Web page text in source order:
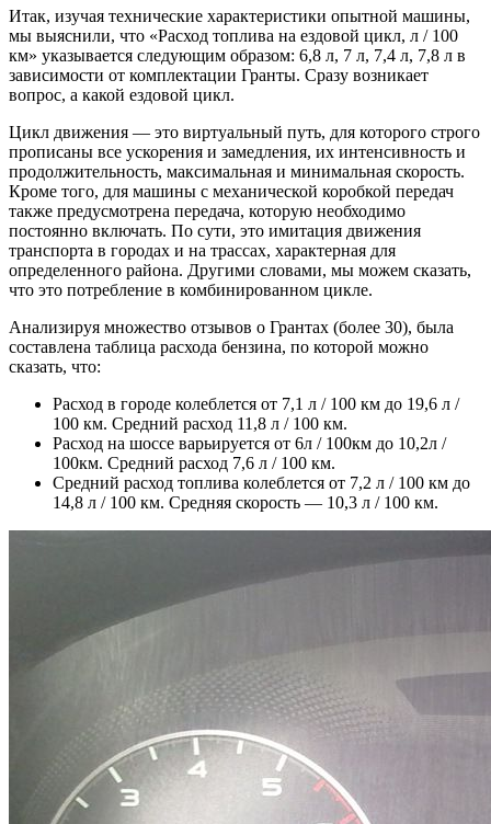
Итак, изучая технические характеристики опытной машины,
мы выяснили, что «Расход топлива на ездовой цикл, л / 100
км» указывается следующим образом: 6,8 л, 7 л, 7,4 л, 7,8 л в
зависимости от комплектации Гранты. Сразу возникает
вопрос, а какой ездовой цикл.
Цикл движения — это виртуальный путь, для которого строго
прописаны все ускорения и замедления, их интенсивность и
продолжительность, максимальная и минимальная скорость.
Кроме того, для машины с механической коробкой передач
также предусмотрена передача, которую необходимо
постоянно включать. По сути, это имитация движения
транспорта в городах и на трассах, характерная для
определенного района. Другими словами, мы можем сказать,
что это потребление в комбинированном цикле.
Анализируя множество отзывов о Грантах (более 30), была
составлена ​​таблица расхода бензина, по которой можно
сказать, что:
Расход в городе колеблется от 7,1 л / 100 км до 19,6 л /
100 км. Средний расход 11,8 л / 100 км.
Расход на шоссе варьируется от 6л / 100км до 10,2л /
100км. Средний расход 7,6 л / 100 км.
Средний расход топлива колеблется от 7,2 л / 100 км до
14,8 л / 100 км. Средняя скорость — 10,3 л / 100 км.